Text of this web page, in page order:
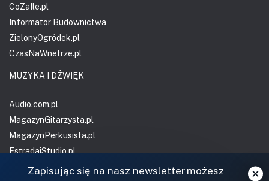
CoZaIle.pl
Informator Budownictwa
ZielonyOgródek.pl
CzasNaWnetrze.pl
MUZYKA I DŹWIĘK
Audio.com.pl
MagazynGitarzysta.pl
MagazynPerkusista.pl
EstradaiStudio.pl
ELEKTRONIKA I AUTOMATYKA
Zapisując się na nasz newsletter możesz